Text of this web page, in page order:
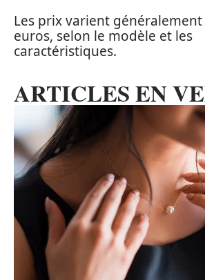
Les prix varient généralement
euros, selon le modèle et les
caractéristiques.
ARTICLES EN